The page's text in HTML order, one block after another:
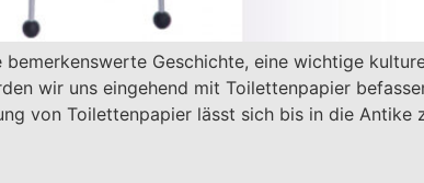
Geschichte, eine wichtige
wir uns eingehend mit Toilettenpapier
von Toilettenpapier lässt sich bis in die Antike